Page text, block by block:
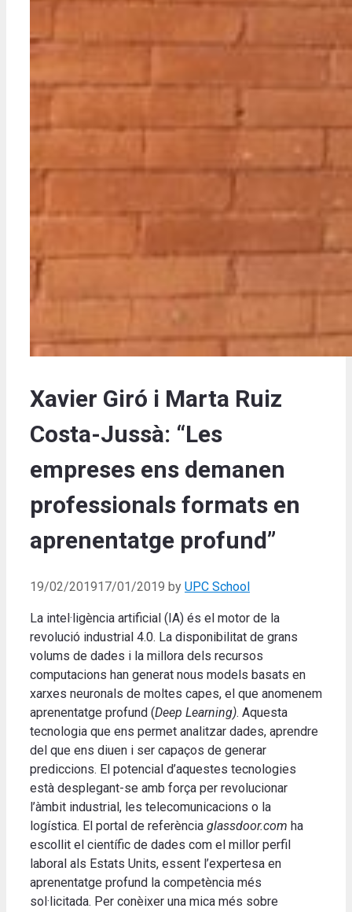
Xavier Giró i Marta Ruiz
Costa-Jussà: “Les
empreses ens demanen
professionals formats en
aprenentatge profund”
19/02/201917/01/2019 by UPC School
La intel·ligència artificial (IA) és el motor de la
revolució industrial 4.0. La disponibilitat de grans
volums de dades i la millora dels recursos
computacions han generat nous models basats en
xarxes neuronals de moltes capes, el que anomenem
aprenentatge profund (Deep Learning). Aquesta
tecnologia que ens permet analitzar dades, aprendre
del que ens diuen i ser capaços de generar
prediccions. El potencial d’aquestes tecnologies
està desplegant-se amb força per revolucionar
l’àmbit industrial, les telecomunicacions o la
logística. El portal de referència glassdoor.com ha
escollit el científic de dades com el millor perfil
laboral als Estats Units, essent l’expertesa en
aprenentatge profund la competència més
sol·licitada. Per conèixer una mica més sobre